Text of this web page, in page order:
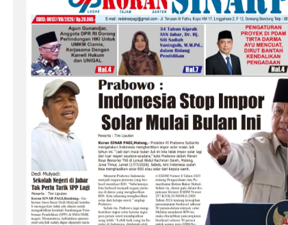
Di Akademia, Opini/Artikel 28 Juli 2026
‎Bupati Tekankan Penguatan
Akar Budaya dalam Pembukaan
Ngalaksa 2026